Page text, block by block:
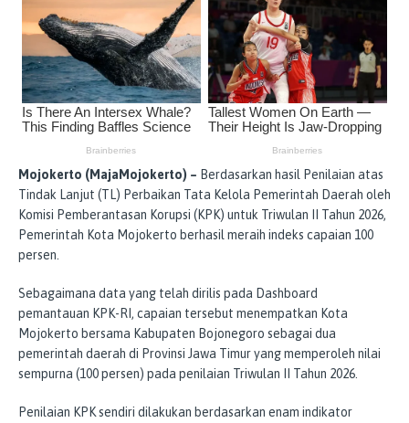
Mojokerto (MajaMojokerto) – Berdasarkan hasil Penilaian atas
Tindak Lanjut (TL) Perbaikan Tata Kelola Pemerintah Daerah oleh
Komisi Pemberantasan Korupsi (KPK) untuk Triwulan II Tahun 2026,
Pemerintah Kota Mojokerto berhasil meraih indeks capaian 100
persen.
Sebagaimana data yang telah dirilis pada Dashboard
pemantauan KPK-RI, capaian tersebut menempatkan Kota
Mojokerto bersama Kabupaten Bojonegoro sebagai dua
pemerintah daerah di Provinsi Jawa Timur yang memperoleh nilai
sempurna (100 persen) pada penilaian Triwulan II Tahun 2026.
Penilaian KPK sendiri dilakukan berdasarkan enam indikator